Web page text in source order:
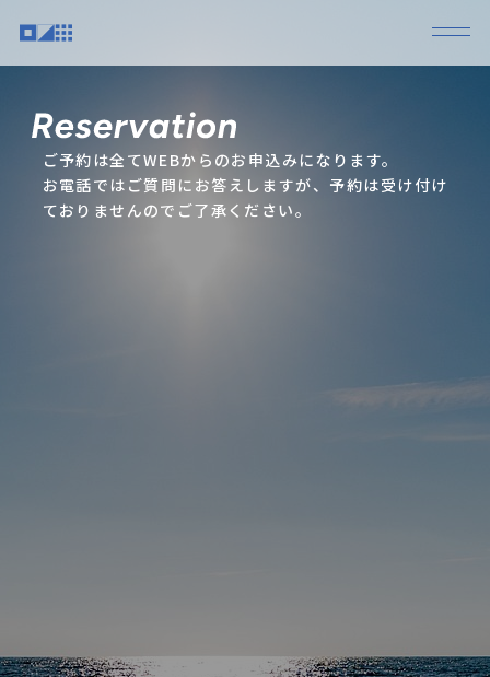
ご予約は全てWEBからのお申込みになります。
お電話ではご質問にお答えしますが、予約は受け付け
ておりませんのでご了承ください。